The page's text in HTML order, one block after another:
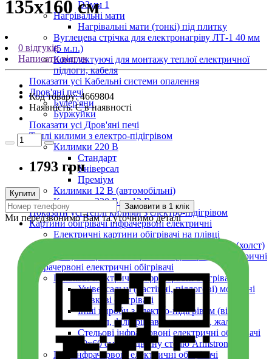
D3мм 1
Нагрівальні мати
Нагрівальні мати (тонкі) під плитку
Вуглецева стрічка для електронагріву ЛТ-1 40 мм
(5 м.п.)
Комплектуючі для монтажу теплої електричної
підлоги, кабеля
Показати усі Кабельні системи опалення
Дров'яні печі
Булер'яни
Буржуйки
Показати усі Дров'яні печі
Теплі килими з електро-підігрівом
Килимки 220 В
Стандарт
Універсал
Преміум
Килимки 12 В (автомобільні)
Килимки 220 В та 12 В
Показати усі Теплі килими з електро-підігрівом
Картини обігрівачі інфрачервоні електричні
Електричні картини обігрівачі на плівці
Інфрачервоні обігрівачі картини на полотні (холст)
Показати усі Картини обігрівачі інфрачервоні електричні
Інфрачервоні електричні обігрівачі
Плівкові електричні інфрачервоні обігрівачі
Універсальні (настінні, підлогові) мобільні
плівкові обігрівачі
Інші вироби з електро-підігрівом (вікон,
дзеркал, фільтрів авто, шпалери, жалюзі)
Стельові інфрачервоні електричні обігрівачі
60х60 см (в підвісну стелю Armstrong)
Інші інфрачервоні електричні обігрівачі
135х160 см
0 відгуків
Написати відгук
Код товару:4669804
Наявність: Є в наявності
1793 грн
Купити
Замовити в 1 клік
Ми передзвонимо Вам та уточнимо деталі